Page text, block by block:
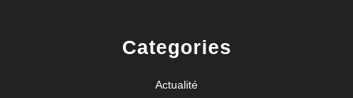
Categories
Actualité